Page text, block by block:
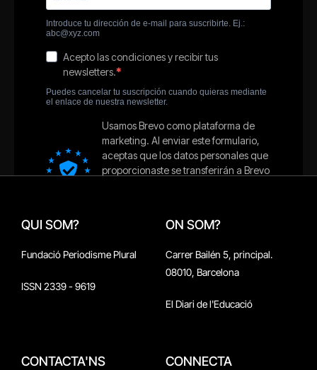
QUI SOM?
Fundació Periodisme Plural
ISSN 2339 - 9619
ON SOM?
Carrer Bailén 5, principal.
08010, Barcelona
El Diari de l'Educació
CONTACTA'NS CONNECTA